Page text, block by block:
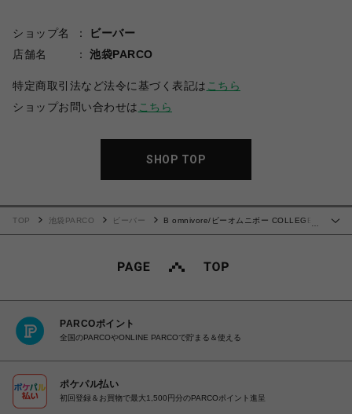
ショップ名
ビーバー
店舗名
池袋PARCO
特定商取引法など法令に基づく表記は こちら
ショップお問い合わせは こちら
SHOP TOP
TOP 池袋PARCO ビーバー
B omnivore/ビーオムニボー COLLEGE
PARCOポイント
全国のPARCOやONLINE PARCOで貯まる＆使える
ポケパル払い
初回登録＆お買物で最大1,500円分のPARCOポイント進呈